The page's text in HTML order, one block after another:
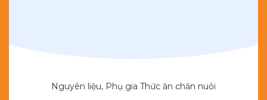
Nguyên liệu, Phụ gia Thức ăn chăn nuôi